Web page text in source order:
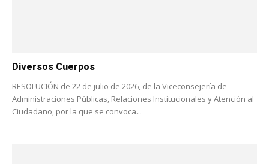
Diversos Cuerpos
RESOLUCIÓN de 22 de julio de 2026, de la Viceconsejería de
Administraciones Públicas, Relaciones Institucionales y Atención al
Ciudadano, por la que se convoca...